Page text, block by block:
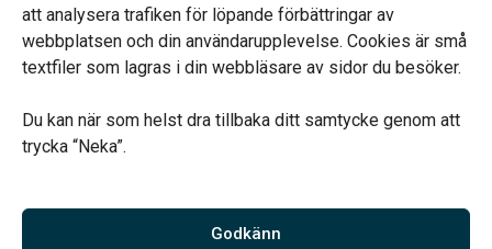
att analysera trafiken för löpande förbättringar av
webbplatsen och din användarupplevelse. Cookies är små
textfiler som lagras i din webbläsare av sidor du besöker.
Du kan när som helst dra tillbaka ditt samtycke genom att
trycka “Neka”.
Godkänn
Drottninggatan 6,
462 30 Vänersborg
Köpmangatan 11,
Hovås Begravningsbyrå
Hedtångsvägen 14,
Hultsfred
Vårt systerbolag Verahill hjälper dig med familjejuridiken –